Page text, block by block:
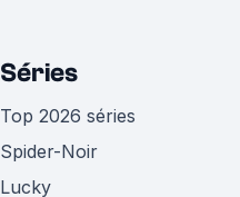
Séries
Top 2026 séries
Spider-Noir
Lucky